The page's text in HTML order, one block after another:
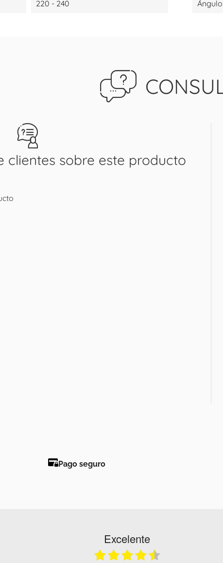
220 - 240
clientes sobre este producto
Pago seguro
Excelente